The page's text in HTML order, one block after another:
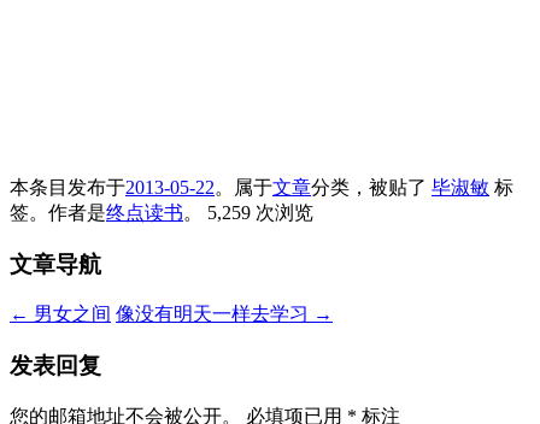
本条目发布于2013-05-22。属于文章分类，被贴了 毕淑敏 标
签。 作者是终点读书。 5,259 次浏览
文章导航
← 男女之间 像没有明天一样去学习 →
发表回复
您的邮箱地址不会被公开。 必填项已用 * 标注